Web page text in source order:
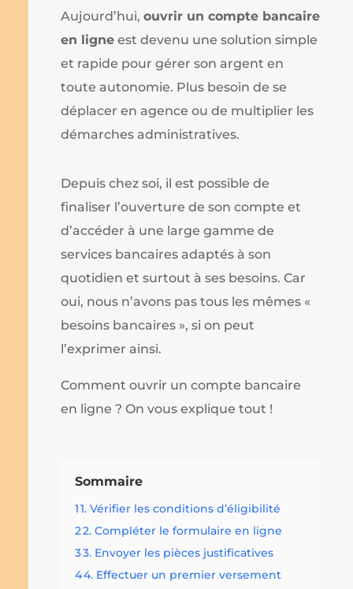
Aujourd’hui,ouvrir un compte bancaire
en ligne est devenu une solution simple
et rapide pour gérer son argent en
toute autonomie. Plus besoin de se
déplacer en agence ou de multiplier les
démarches administratives.
Depuis chez soi, il est possible de
finaliser l’ouverture de son compte et
d’accéder à une large gamme de
services bancaires adaptés à son
quotidien et surtout à ses besoins. Car
oui, nous n’avons pas tous les mêmes «
besoins bancaires », si on peut
l’exprimer ainsi.
Comment ouvrir un compte bancaire
en ligne ? On vous explique tout !
Sommaire
11. Vérifier les conditions d’éligibilité
22. Compléter le formulaire en ligne
33. Envoyer les pièces justificatives
44. Effectuer un premier versement